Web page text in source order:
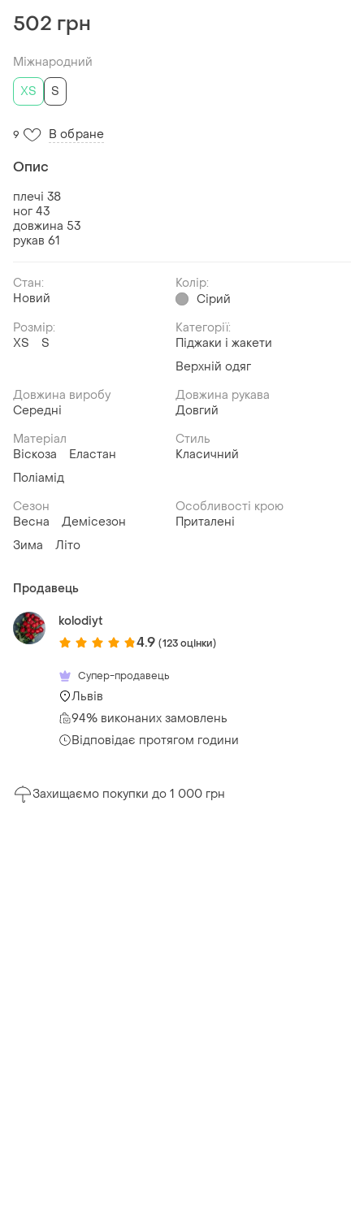
502 грн
Міжнародний
ХS
S
9 В обране
Опис
плечі 38
ног 43
довжина 53
рукав 61
Стан:
Новий
Колір:
Сірий
Розмір:
ХS
S
Категорії:
Піджаки і жакети
Верхній одяг
Довжина виробу
Середні
Довжина рукава
Довгий
Матеріал
Віскоза
Еластан
Поліамід
Стиль
Класичний
Сезон
Весна
Демісезон
Зима
Літо
Особливості крою
Приталені
Продавець
kolodiyt
4.9 (123 оцінки)
Супер-продавець
Львів
94% виконаних замовлень
Відповідає протягом години
Захищаємо покупки до 1 000 грн